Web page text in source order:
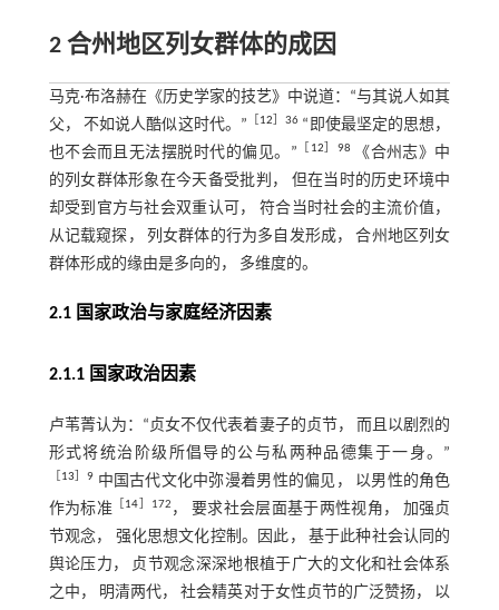
2 合州地区列女群体的成因
马克·布洛赫在《历史学家的技艺》中说道：“与其说人如其
父， 不如说人酷似这时代。”
12 ］36 “即使最坚定的思想，
也不会而且无法摆脱时代的偏见。”
12 ］98
《合州志》中
的列女群体形象在今天备受批判， 但在当时的历史环境中
却受到官方与社会双重认可， 符合当时社会的主流价值，
从记载窥探， 列女群体的行为多自发形成， 合州地区列女
群体形成的缘由是多向的， 多维度的。
2.1 国家政治与家庭经济因素
2.1.1 国家政治因素
卢苇菁认为：“贞女不仅代表着妻子的贞节， 而且以剧烈的
形式将统治阶级所倡导的公与私两种品德集于一身。”
13 ］9 中国古代文化中弥漫着男性的偏见， 以男性的角色
作为标准
14 ］172 ， 要求社会层面基于两性视角， 加强贞
节观念， 强化思想文化控制。因此， 基于此种社会认同的
舆论压力， 贞节观念深深地根植于广大的文化和社会体系
之中， 明清两代， 社会精英对于女性贞节的广泛赞扬， 以